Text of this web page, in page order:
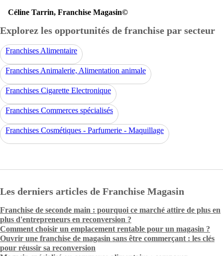
Céline Tarrin, Franchise Magasin©
Explorez les opportunités de franchise par secteur
Franchises Alimentaire
Franchises Animalerie, Alimentation animale
Franchises Cigarette Electronique
Franchises Commerces spécialisés
Franchises Cosmétiques - Parfumerie - Maquillage
Les derniers articles de Franchise Magasin
Franchise de seconde main : pourquoi ce marché attire de plus en
plus d'entrepreneurs en reconversion ?
Comment choisir un emplacement rentable pour un magasin ?
Ouvrir une franchise de magasin sans être commerçant : les clés
pour réussir sa reconversion